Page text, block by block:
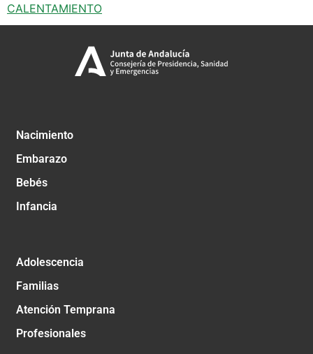
CALENTAMIENTO
Nacimiento
Embarazo
Bebés
Infancia
Adolescencia
Familias
Atención Temprana
Profesionales